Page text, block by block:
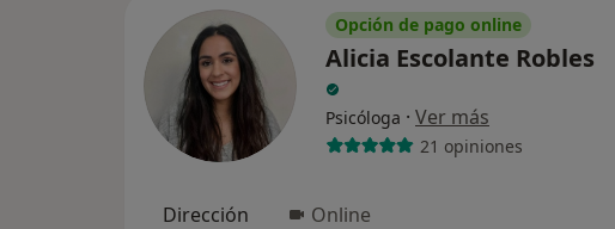
Opción de pago online
Alicia Escolante Robles
Psicóloga · Ver más
21 opiniones
Dirección Online